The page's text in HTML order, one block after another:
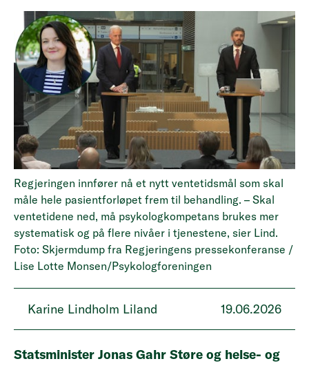
Regjeringen innfører nå et nytt ventetidsmål som skal
måle hele pasientforløpet frem til behandling. – Skal
ventetidene ned, må psykologkompetans brukes mer
systematisk og på flere nivåer i tjenestene, sier Lind.
Foto: Skjermdump fra Regjeringens pressekonferanse /
Lise Lotte Monsen/Psykologforeningen
Karine Lindholm Liland 19.06.2026
Statsminister Jonas Gahr Støre og helse- og